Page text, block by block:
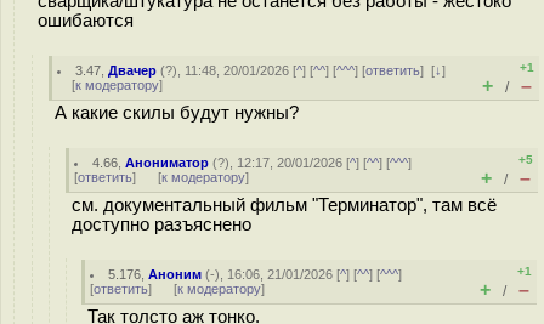
ошибаются
3.47 ,Двачер (?), 11:48, 20/01/2026 [^] [^^] [^^^] [ответить][↓]
[к модератору]
+1
+ / –
А какие скилы будут нужны?
4.66 ,Анониматор (?), 12:17, 20/01/2026 [^] [^^] [^^^]
[ответить] [к модератору]
+5
+ / –
см. документальный фильм "Терминатор", там всё
доступно разъяснено
5.176 ,Аноним (-), 16:06, 21/01/2026 [^] [^^] [^^^]
[ответить] [к модератору]
+1
+ / –
Так толсто аж тонко.